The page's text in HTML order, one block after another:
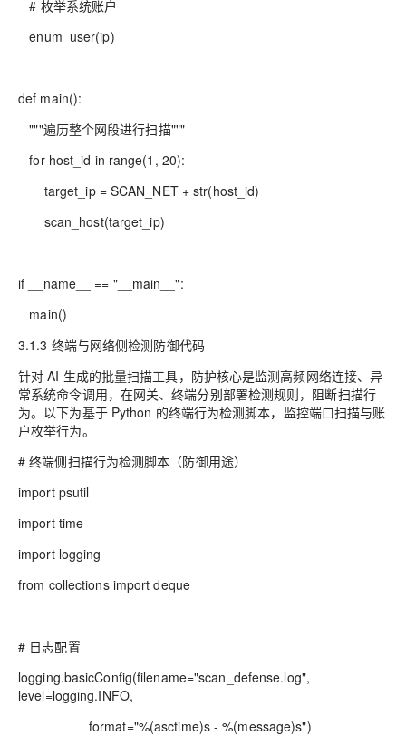
# 枚举系统账户
enum_user(ip)
def main():
"""遍历整个网段进行扫描"""
for host_id in range(1, 20):
target_ip = SCAN_NET + str(host_id)
scan_host(target_ip)
if __name__ == "__main__":
main()
3.1.3 终端与网络侧检测防御代码
针对 AI 生成的批量扫描工具，防护核心是监测高频网络连接、异
常系统命令调用，在网关、终端分别部署检测规则，阻断扫描行
为。以下为基于 Python 的终端行为检测脚本，监控端口扫描与账
户枚举行为。
# 终端侧扫描行为检测脚本（防御用途）
import psutil
import time
import logging
from collections import deque
# 日志配置
logging.basicConfig(filename="scan_defense.log",
level=logging.INFO,
format="%(asctime)s - %(message)s")